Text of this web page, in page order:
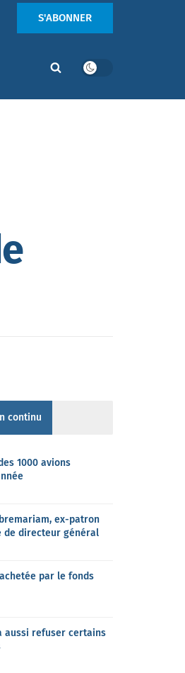
S'ABONNER
continu
1000 avions
ex-patron
de directeur général
par le fonds
aussi refuser certains